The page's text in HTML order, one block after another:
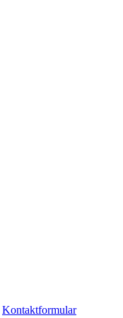
Kontaktformular